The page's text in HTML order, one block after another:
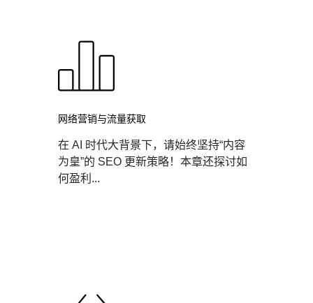
网络营销与流量获取
在 AI 时代大背景下，请始终坚持“内容
为皇”的 SEO 更新策略！本章还探讨如
何盈利...